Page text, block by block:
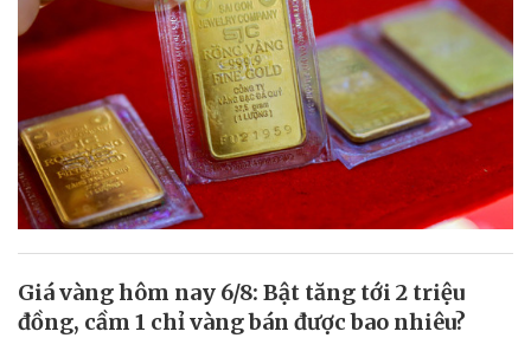
Giá vàng hôm nay 6/8: Bật tăng tới 2 triệu
đồng, cầm 1 chỉ vàng bán được bao nhiêu?